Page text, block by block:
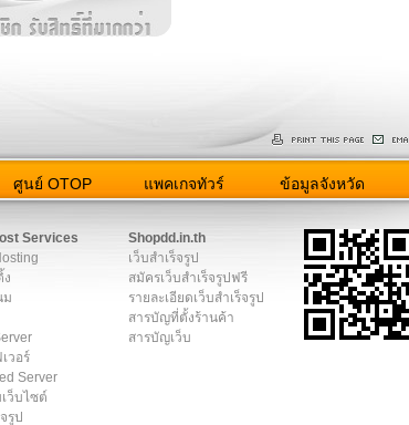
ศูนย์ OTOP แพคเกจทัวร์ ข้อมูลจังหวัด
Services
ง
ม
วอร์
Server
ว็บไซต์
รูป
Shopdd.in.th
เว็บสำเร็จรูป
สมัครเว็บสำเร็จรูปฟรี
รายละเอียดเว็บสำเร็จรูป
สารบัญที่ตั้งร้านค้า
สารบัญเว็บ